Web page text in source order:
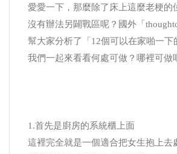
愛愛一下，那麼除了床上這麼老梗的
沒有辦法另闢戰區呢？國外「
幫大家分析了「12個可以在家啪一下
我們一起來看看何處可做？哪裡可做
1.首先是廚房的系統櫃上面
這裡完全就是一個適合把女生抱上去